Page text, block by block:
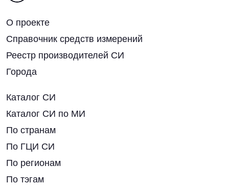
О проекте
Справочник средств измерений
Реестр производителей СИ
Города
Каталог СИ
Каталог СИ по МИ
По странам
По ГЦИ СИ
По регионам
По тэгам